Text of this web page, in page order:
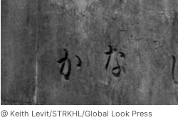
@ Keith Levit/STRKHL/Global Look Press